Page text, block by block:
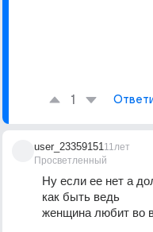
1
user_23359151
Просветленный
11лет
Ну если ее нет а
как быть ведь
женщина любит во